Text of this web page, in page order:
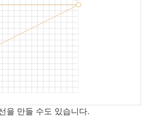
을 만들 수도 있습니다.